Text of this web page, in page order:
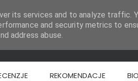
REKOMENDACJE
its services and to analyze traffic.
and security metrics to
address abuse.